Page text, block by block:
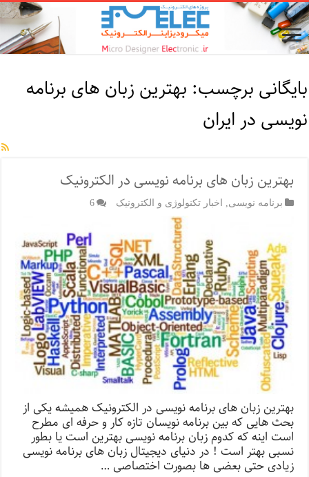
بایگانی برچسب: بهترین زبان های برنامه
نویسی در ایران
بهترین زبان های برنامه نویسی در الکترونیک
برنامه نویسی اخبار تکنولوژی و الکترونیک 6
بهترین زبان های برنامه نویسی در الکترونیک همیشه یکی از
بحث هایی که بین برنامه نویسان تازه کار و حرفه ای مطرح
است اینه که کدوم زبان برنامه نویسی بهترین است یا بطور
نسبی بهتر است ! در دنیای دیجیتال زبان های برنامه نویسی
زیادی حتی بعضی ها بصورت اختصاصی …